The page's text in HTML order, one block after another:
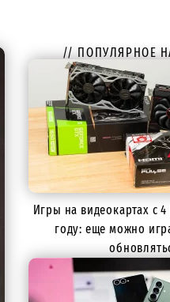
// ПОПУЛЯРНОЕ
Игры на видеокартах с
году: еще можно